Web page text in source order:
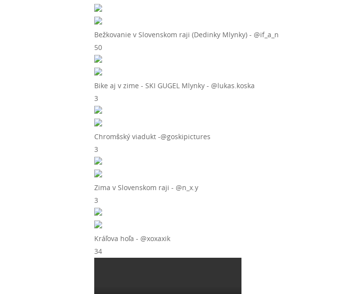
Bežkovanie v Slovenskom raji (Dedinky Mlynky) - @if_a_n
50
Bike aj v zime - SKI GUGEL Mlynky - @lukas.koska
3
Chromšský viadukt -@goskipictures
3
Zima v Slovenskom raji - @n_x.y
3
Kráľova hoľa - @xoxaxik
34